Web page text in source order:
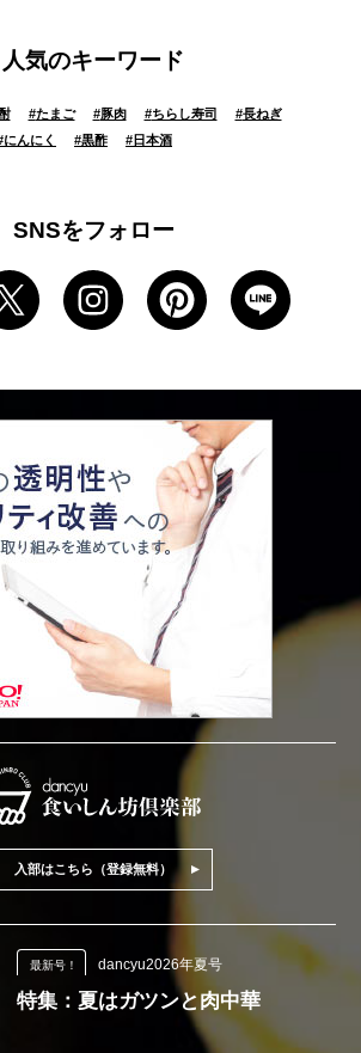
人気のキーワード
#たまご #豚肉 #ちらし寿司 #長ねぎ
にんにく #黒酢 #日本酒
SNSをフォロー
入部はこちら（登録無料）
最新号！ dancyu2026年夏号
特集：夏はガツンと肉中華